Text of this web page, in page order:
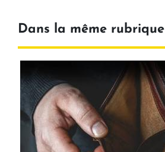
Dans la même rubrique